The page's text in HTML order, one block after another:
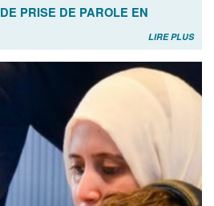
PRISE DE PAROLE EN
LIRE PLUS